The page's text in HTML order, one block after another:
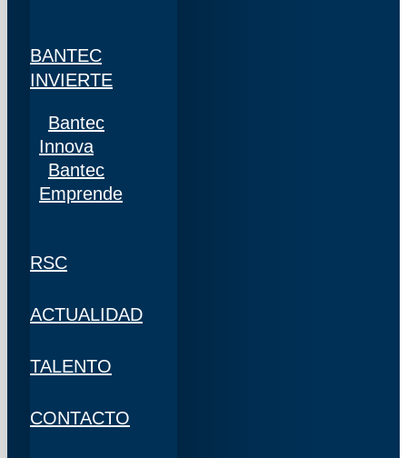
BANTEC
INVIERTE
Bantec
Innova
Bantec
Emprende
RSC
ACTUALIDAD
TALENTO
CONTACTO